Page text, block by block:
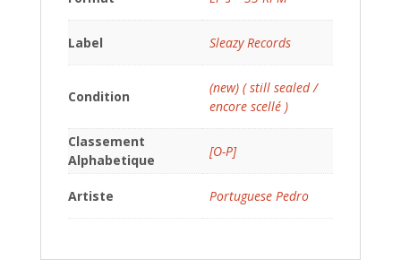
Label Sleazy Records
Condition
(new) ( still sealed /
encore scellé )
Classement
Alphabetique
[O-P]
Artiste Portuguese Pedro